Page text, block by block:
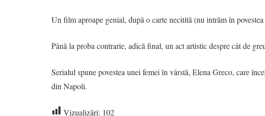
Un film aproape genial, după o carte necitită (nu intrăm în
Până la proba contrarie, adică final, un act artistic despre cât de
Serialul spune povestea unei femei în vârstă, Elena Greco, care
din Napoli.
Vizualizări: 102